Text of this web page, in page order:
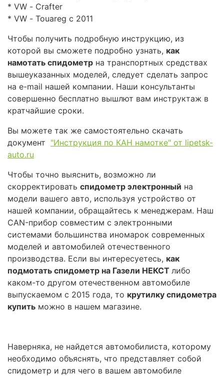
* VW - Crafter
* VW - Touareg c 2011
Чтобы получить подробную инструкцию, из
которой вы сможете подробно узнать, как
намотать спидометр на транспортных средствах
вышеуказанных моделей, следует сделать запрос
на e-mail нашей компании. Наши консультанты
совершенно бесплатно вышлют вам инструктаж в
кратчайшие сроки.
Вы можете так же самостоятельно скачать
документ "Инструкция по КАН намотке" от lipetsk-
auto.ru
Чтобы точно выяснить, возможно ли
скорректировать спидометр электронный на
модели вашего авто, используя устройство от
нашей компании, обращайтесь к менеджерам. Наш
CAN-прибор совместим с электронными
системами большинства иномарок современных
моделей и автомобилей отечественного
производства. Если вы интересуетесь, как
подмотать спидометр на Газели НЕКСТ либо
каком-то другом отечественном автомобиле
выпускаемом с 2015 года, то крутилку спидометра
купить можно в нашем магазине.
Наверняка, не найдется автомобилиста, которому
необходимо объяснять, что представляет собой
спидометр и для чего в вашем автомобиле